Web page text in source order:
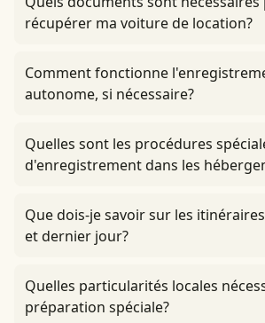
récupérer ma voiture de location?
Comment fonctionne
autonome, si nécessaire?
Quelles sont les procédures
d'enregistrement dans les
Que dois-je savoir sur les
et dernier jour?
Quelles particularités locales
préparation spéciale?